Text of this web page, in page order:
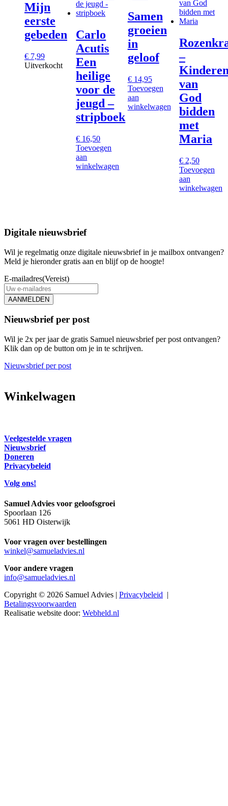
Mijn
eerste
gebeden
€ 7,99
Uitverkocht
Carlo
Acutis
Een
heilige
voor de
jeugd –
stripboek
€ 16,50
Toevoegen
aan
winkelwagen
Samen
groeien
in
geloof
€14,95
Toevoegen
aan
winkelwagen
–
van
God
bidden
met
Maria
€2,50
Toevoegen
aan
winkelwagen
Digitale nieuwsbrief
Wil je regelmatig onze digitale nieuwsbrief in je mailbox ontvangen?
Meld je hieronder gratis aan en blijf op de hoogte!
E-mailadres(Vereist)
AANMELDEN
Nieuwsbrief per post
Wil je 2x per jaar de gratis Samuel nieuwsbrief per post ontvangen?
Klik dan op de button om je in te schrijven.
Nieuwsbrief per post
Winkelwagen
Veelgestelde vragen
Nieuwsbrief
Doneren
Privacybeleid
Volg ons!
Samuel Advies voor geloofsgroei
Spoorlaan 126
5061 HD Oisterwijk
Voor vragen over bestellingen
winkel@samueladvies.nl
Voor andere vragen
info@samueladvies.nl
Copyright © 2026 Samuel Advies | Privacybeleid |
Betalingsvoorwaarden
Realisatie website door: Webheld.nl